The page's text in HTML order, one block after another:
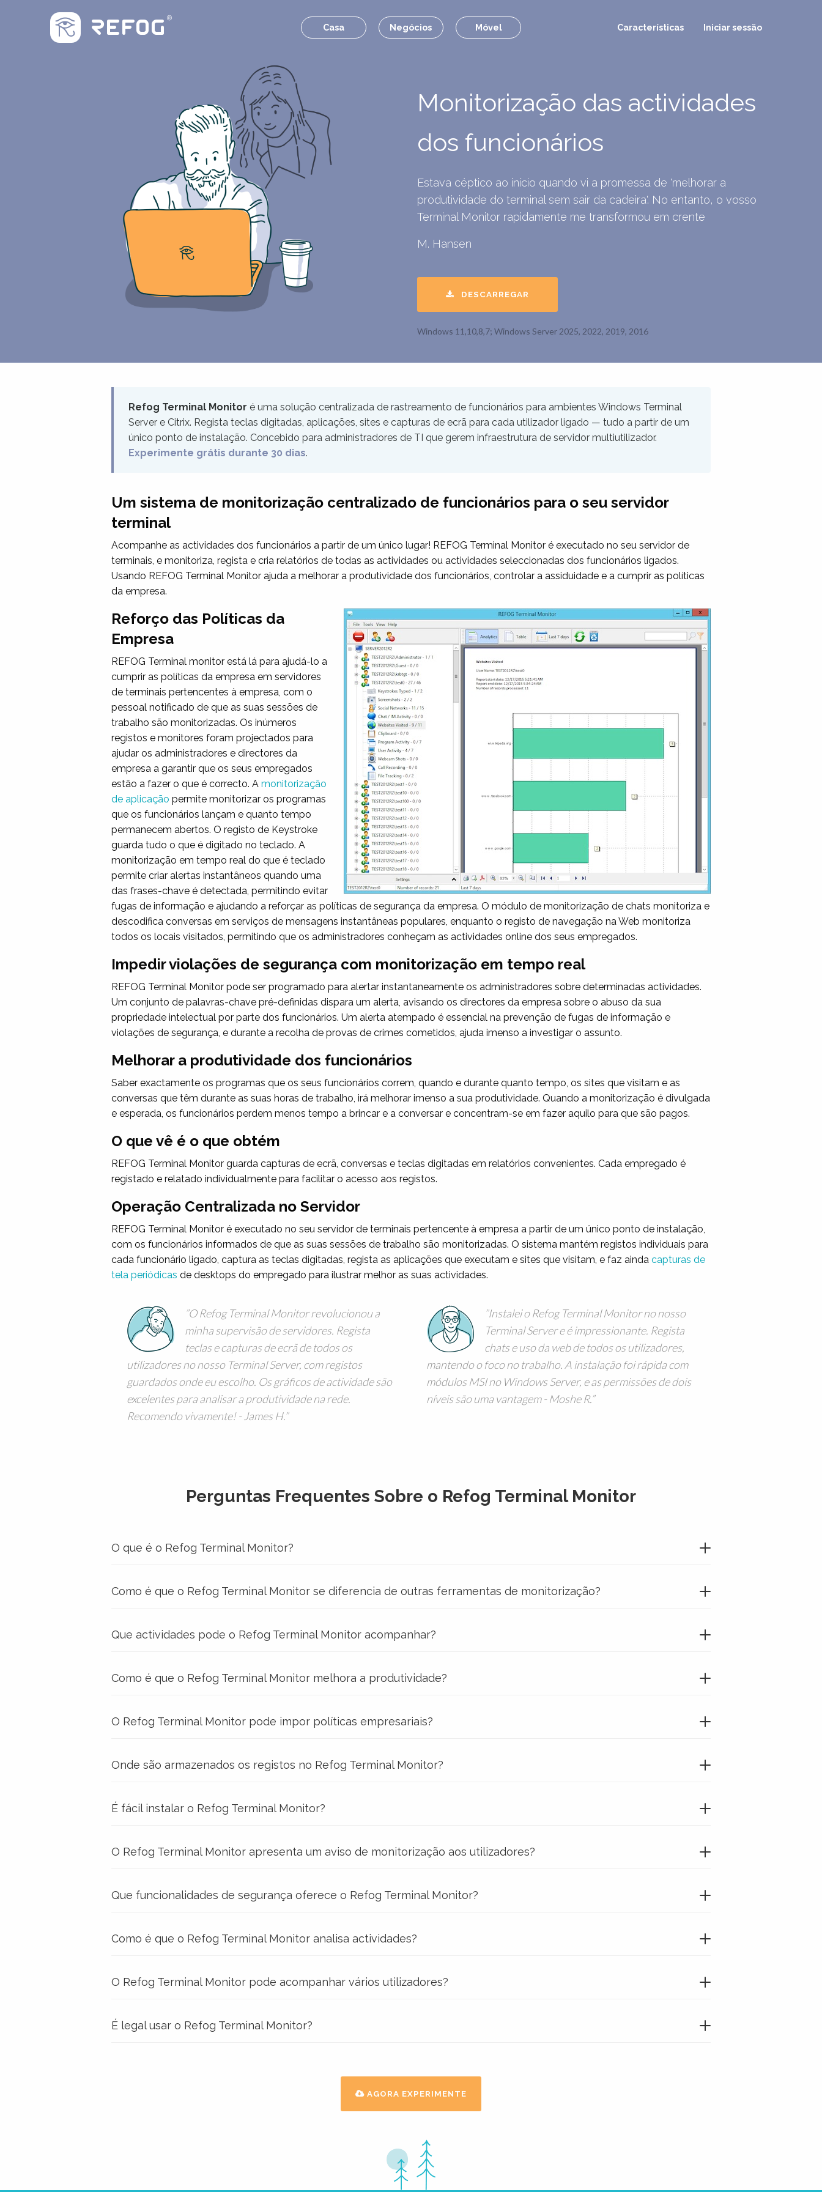
Casa Negócios Móvel Características Iniciar sessão
Monitorização das actividades
dos funcionários
Estava céptico ao início quando vi a promessa de 'melhorar a
produtividade do terminal sem sair da cadeira'. No entanto, o vosso
Terminal Monitor rapidamente me transformou em crente
M. Hansen
DESCARREGAR
Windows 11,10,8,7; Windows Server 2025, 2022, 2019, 2016
Refog Terminal Monitor é uma solução centralizada de rastreamento de funcionários para ambientes Windows Terminal
Server e Citrix. Regista teclas digitadas, aplicações, sites e capturas de ecrã para cada utilizador ligado — tudo a partir de um
único ponto de instalação. Concebido para administradores de TI que gerem infraestrutura de servidor multiutilizador.
Experimente grátis durante 30 dias.
Um sistema de monitorização centralizado de funcionários para o seu servidor
terminal
Acompanhe as actividades dos funcionários a partir de um único lugar! REFOG Terminal Monitor é executado no seu servidor de
terminais, e monitoriza, regista e cria relatórios de todas as actividades ou actividades seleccionadas dos funcionários ligados.
Usando REFOG Terminal Monitor ajuda a melhorar a produtividade dos funcionários, controlar a assiduidade e a cumprir as políticas
da empresa.
Reforço das Políticas da
Empresa
REFOG Terminal monitor está lá para ajudá-lo a
cumprir as políticas da empresa em servidores
de terminais pertencentes à empresa, com o
pessoal notificado de que as suas sessões de
trabalho são monitorizadas. Os inúmeros
registos e monitores foram projectados para
ajudar os administradores e directores da
empresa a garantir que os seus empregados
estão a fazer o que é correcto. A monitorização
de aplicação permite monitorizar os programas
que os funcionários lançam e quanto tempo
permanecem abertos. O registo de Keystroke
guarda tudo o que é digitado no teclado. A
monitorização em tempo real do que é teclado
permite criar alertas instantâneos quando uma
das frases-chave é detectada, permitindo evitar
fugas de informação e ajudando a reforçar as políticas de segurança da empresa. O módulo de monitorização de chats monitoriza e
descodifica conversas em serviços de mensagens instantâneas populares, enquanto o registo de navegação na Web monitoriza
todos os locais visitados, permitindo que os administradores conheçam as actividades online dos seus empregados.
Impedir violações de segurança com monitorização em tempo real
REFOG Terminal Monitor pode ser programado para alertar instantaneamente os administradores sobre determinadas actividades.
Um conjunto de palavras-chave pré-definidas dispara um alerta, avisando os directores da empresa sobre o abuso da sua
propriedade intelectual por parte dos funcionários. Um alerta atempado é essencial na prevenção de fugas de informação e
violações de segurança, e durante a recolha de provas de crimes cometidos, ajuda imenso a investigar o assunto.
Melhorar a produtividade dos funcionários
Saber exactamente os programas que os seus funcionários correm, quando e durante quanto tempo, os sites que visitam e as
conversas que têm durante as suas horas de trabalho, irá melhorar imenso a sua produtividade. Quando a monitorização é divulgada
e esperada, os funcionários perdem menos tempo a brincar e a conversar e concentram-se em fazer aquilo para que são pagos.
O que vê é o que obtém
REFOG Terminal Monitor guarda capturas de ecrã, conversas e teclas digitadas em relatórios convenientes. Cada empregado é
registado e relatado individualmente para facilitar o acesso aos registos.
Operação Centralizada no Servidor
REFOG Terminal Monitor é executado no seu servidor de terminais pertencente à empresa a partir de um único ponto de instalação,
com os funcionários informados de que as suas sessões de trabalho são monitorizadas. O sistema mantém registos individuais para
cada funcionário ligado, captura as teclas digitadas, regista as aplicações que executam e sites que visitam, e faz ainda capturas de
tela periódicas de desktops do empregado para ilustrar melhor as suas actividades.
O Refog Terminal Monitor revolucionou a
minha supervisão de servidores. Regista
teclas e capturas de ecrã de todos os
utilizadores no nosso Terminal Server, com registos
guardados onde eu escolho. Os gráficos de actividade são
excelentes para analisar a produtividade na rede.
Recomendo vivamente! - James H.
Instalei o Refog Terminal Monitor no nosso
Terminal Server e é impressionante. Regista
chats e uso da web de todos os utilizadores,
mantendo o foco no trabalho. A instalação foi rápida com
módulos MSI no Windows Server, e as permissões de dois
níveis são uma vantagem - Moshe R.
Perguntas Frequentes Sobre o Refog Terminal Monitor
O que é o Refog Terminal Monitor?
Como é que o Refog Terminal Monitor se diferencia de outras ferramentas de monitorização?
Que actividades pode o Refog Terminal Monitor acompanhar?
Como é que o Refog Terminal Monitor melhora a produtividade?
O Refog Terminal Monitor pode impor políticas empresariais?
Onde são armazenados os registos no Refog Terminal Monitor?
É fácil instalar o Refog Terminal Monitor?
O Refog Terminal Monitor apresenta um aviso de monitorização aos utilizadores?
Que funcionalidades de segurança oferece o Refog Terminal Monitor?
Como é que o Refog Terminal Monitor analisa actividades?
O Refog Terminal Monitor pode acompanhar vários utilizadores?
É legal usar o Refog Terminal Monitor?
AGORA EXPERIMENTE